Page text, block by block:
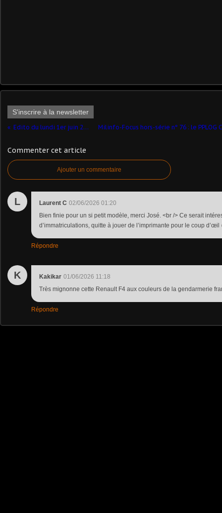
S'inscrire à la newsletter
Edito du lundi 1er juin 2026
Commenter cet article
Ajouter un commentaire
L Laurent C 02/06/2026 01:20
Bien finie pour un si petit modèle, merci José. <br /> Ce serait
d’immatriculations, quitte à jouer de l’imprimante pour le coup d’œil
Répondre
K Kakikar 01/06/2026 11:18
Très mignonne cette Renault F4 aux couleurs de la gendarmerie
Répondre